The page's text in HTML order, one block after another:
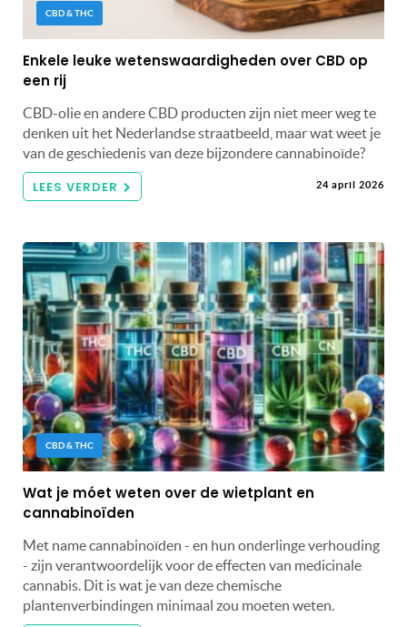
CBD & THC
Enkele leuke wetenswaardigheden over CBD op
een rij
CBD-olie en andere CBD producten zijn niet meer weg te
denken uit het Nederlandse straatbeeld, maar wat weet je
van de geschiedenis van deze bijzondere cannabinoïde?
LEES VERDER 24 april 2026
CBD & THC
Wat je móet weten over de wietplant en
cannabinoïden
Met name cannabinoïden - en hun onderlinge verhouding
- zijn verantwoordelijk voor de effecten van medicinale
cannabis. Dit is wat je van deze chemische
plantenverbindingen minimaal zou moeten weten.